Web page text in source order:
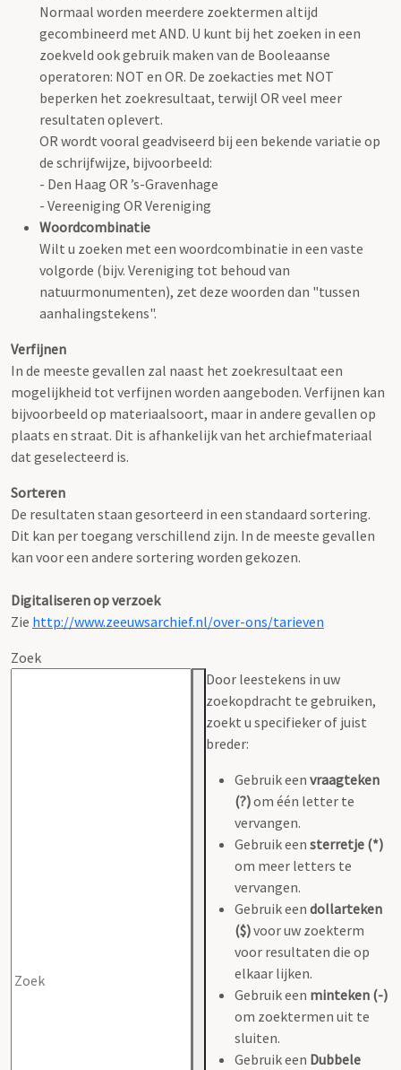
Normaal worden meerdere zoektermen altijd
gecombineerd met AND. U kunt bij het zoeken in een
zoekveld ook gebruik maken van de Booleaanse
operatoren: NOT en OR. De zoekacties met NOT
beperken het zoekresultaat, terwijl OR veel meer
resultaten oplevert.
OR wordt vooral geadviseerd bij een bekende variatie op
de schrijfwijze, bijvoorbeeld:
- Den Haag OR ’s-Gravenhage
- Vereeniging OR Vereniging
Woordcombinatie
Wilt u zoeken met een woordcombinatie in een vaste
volgorde (bijv. Vereniging tot behoud van
natuurmonumenten), zet deze woorden dan "tussen
aanhalingstekens".
Verfijnen
In de meeste gevallen zal naast het zoekresultaat een
mogelijkheid tot verfijnen worden aangeboden. Verfijnen kan
bijvoorbeeld op materiaalsoort, maar in andere gevallen op
plaats en straat. Dit is afhankelijk van het archiefmateriaal
dat geselecteerd is.
Sorteren
De resultaten staan gesorteerd in een standaard sortering.
Dit kan per toegang verschillend zijn. In de meeste gevallen
kan voor een andere sortering worden gekozen.
Digitaliseren op verzoek
Zie http://www.zeeuwsarchief.nl/over-ons/tarieven
Zoek
Door leestekens in uw
zoekopdracht te gebruiken,
zoekt u specifieker of juist
breder:
Gebruik een vraagteken
(?)om één letter te
vervangen.
Gebruik een sterretje (*)
om meer letters te
vervangen.
Gebruik een dollarteken
($)voor uw zoekterm
voor resultaten die op
elkaar lijken.
Gebruik een minteken (-)
om zoektermen uit te
sluiten.
Gebruik een Dubbele